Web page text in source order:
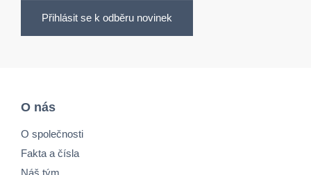
Přihlásit se k odběru novinek
O nás
O společnosti
Fakta a čísla
Náš tým